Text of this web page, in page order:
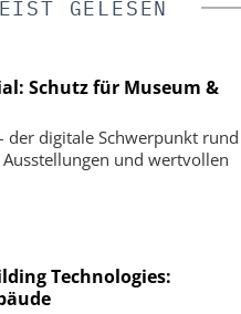
GELESEN
Schutz für Museum &
der digitale Schwerpunkt rund
und wertvollen
Technologies: